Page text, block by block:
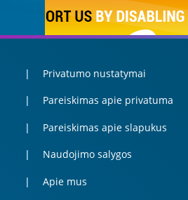
Privatumo nustatymai
Pareiskimas apie privatuma
Pareiskimas apie slapukus
Naudojimo salygos
Apie mus